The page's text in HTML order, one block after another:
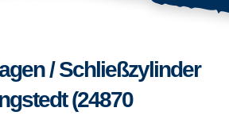
/ Schließzylinder
(24870